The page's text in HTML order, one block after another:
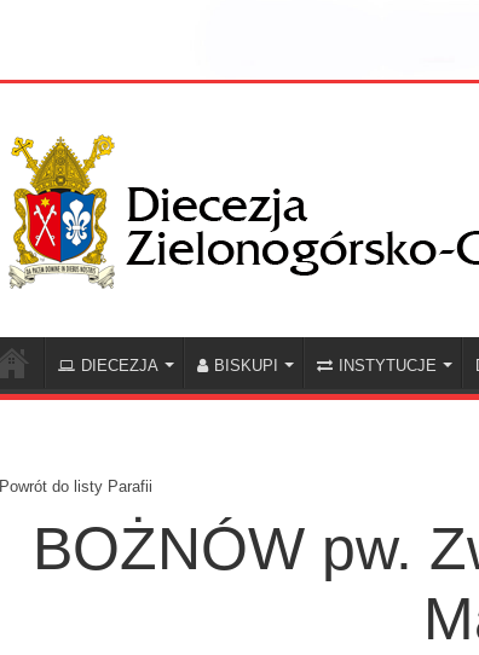
DIECEZJA BISKUPI INSTYTUCJE
Powrót do listy Parafii
BOŻNÓW pw.